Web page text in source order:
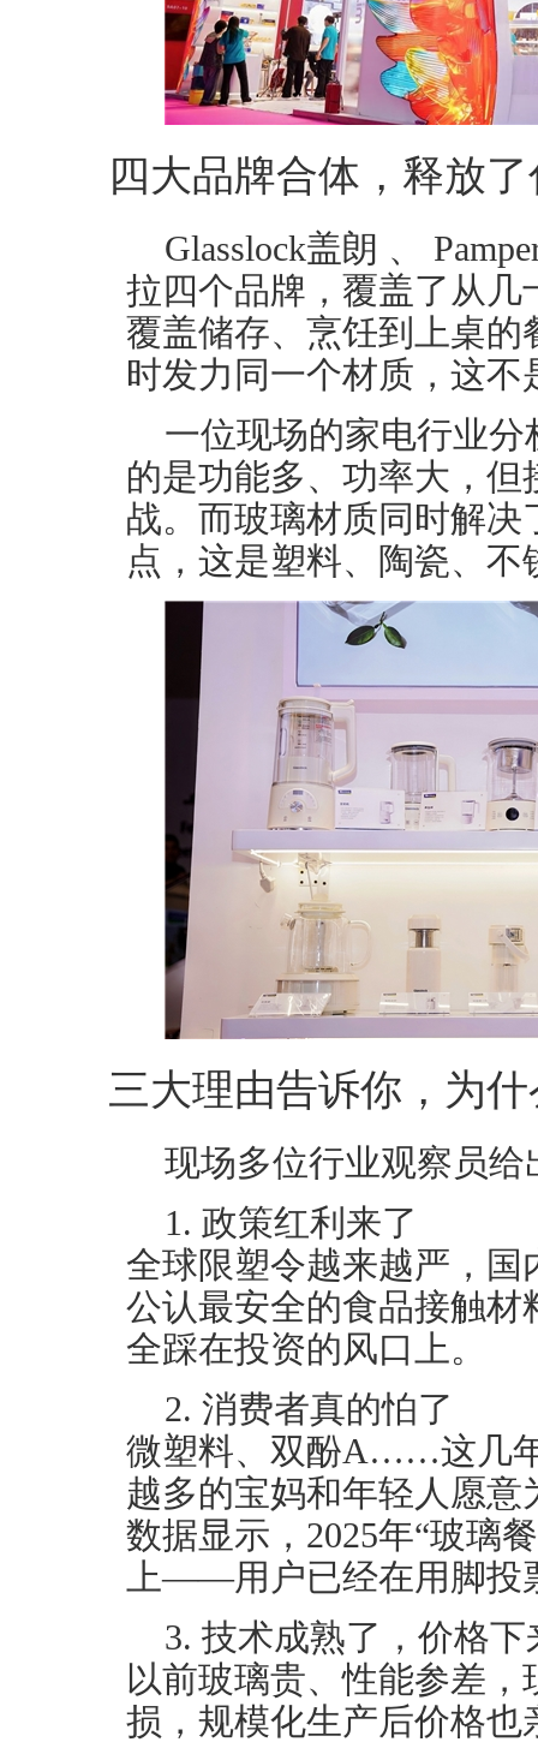
四大品牌合体，释放
Glasslock盖朗 、
拉四个品牌，覆盖了从
覆盖储存、烹饪到上桌
时发力同一个材质，这
一位现场的家电行业
的是功能多、功率大，
战。而玻璃材质同时解
点，这是塑料、陶瓷、不
三大理由告诉你，为
现场多位行业观察员
1. 政策红利来了
全球限塑令越来越严，国
公认最安全的食品接触
全踩在投资的风口上。
2. 消费者真的怕了
微塑料、双酚A……这几
越多的宝妈和年轻人愿意
数据显示，2025年“玻璃
上——用户已经在用脚投
3. 技术成熟了，价格下
以前玻璃贵、性能参差
损，规模化生产后价格